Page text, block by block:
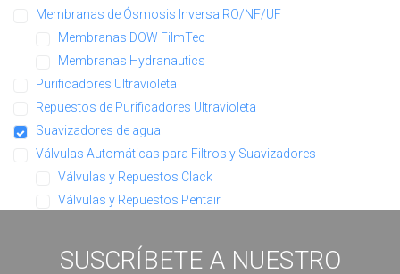
Membranas de Ósmosis Inversa RO/NF/UF
Membranas DOW FilmTec
Membranas Hydranautics
Purificadores Ultravioleta
Repuestos de Purificadores Ultravioleta
Suavizadores de agua
Válvulas Automáticas para Filtros y Suavizadores
Válvulas y Repuestos Clack
Válvulas y Repuestos Pentair
SUSCRÍBETE A NUESTRO